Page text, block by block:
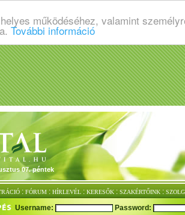
működéséhez, valamint
További információ
07. péntek
: FÓRUM : HÍRLEVÉL : KERESŐK : SZAKÉRTŐINK :
Username: Password: